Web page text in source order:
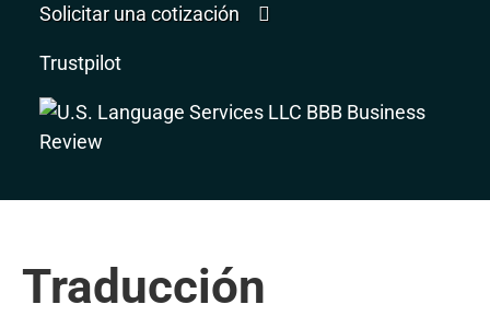
Solicitar una cotización
Trustpilot
Traducción